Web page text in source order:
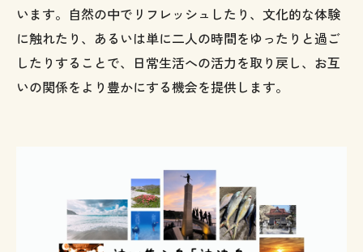
います。自然の中でリフレッシュしたり、文化的な体験
に触れたり、あるいは単に二人の時間をゆったりと過ご
したりすることで、日常生活への活力を取り戻し、お互
いの関係をより豊かにする機会を提供します。